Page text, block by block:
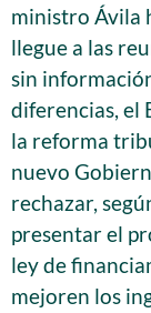
ministro Ávila
llegue a las
sin
diferencias, el
la reforma
nuevo
rechazar,
presentar el
ley de
mejoren los